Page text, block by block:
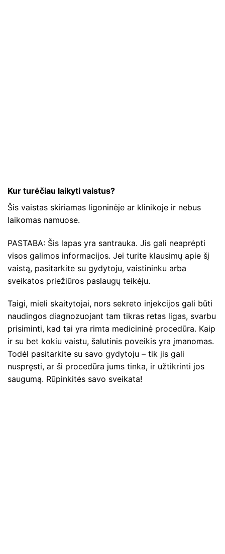
Kur turėčiau laikyti vaistus?
Šis vaistas skiriamas ligoninėje ar klinikoje ir nebus
laikomas namuose.
PASTABA: Šis lapas yra santrauka. Jis gali neaprėpti
visos galimos informacijos. Jei turite klausimų apie šį
vaistą, pasitarkite su gydytoju, vaistininku arba
sveikatos priežiūros paslaugų teikėju.
Taigi, mieli skaitytojai, nors sekreto injekcijos gali būti
naudingos diagnozuojant tam tikras retas ligas, svarbu
prisiminti, kad tai yra rimta medicininė procedūra. Kaip
ir su bet kokiu vaistu, šalutinis poveikis yra įmanomas.
Todėl pasitarkite su savo gydytoju – tik jis gali
nuspręsti, ar ši procedūra jums tinka, ir užtikrinti jos
saugumą. Rūpinkitės savo sveikata!